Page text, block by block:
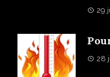
29
28